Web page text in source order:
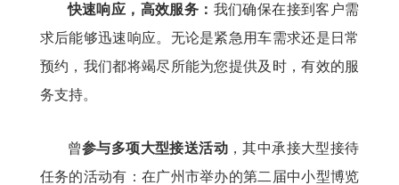
快速响应，高效服务： 我们确保在接到客户需
求后能够迅速响应。无论是紧急用车需求还是日常
预约，我们都将竭尽所能为您提供及时，有效的服
务支持。
曾参与多项大型接送活动 ，其中承接大型接待
任务的活动有：在广州市举办的第二届中小型博览